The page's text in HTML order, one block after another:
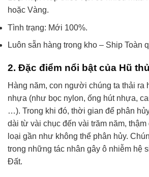
hoặc Vàng.
Tình trạng: Mới 100%.
Luôn sẵn hàng trong kho – Ship Toàn
2. Đặc điểm nổi bật của Hũ
Hàng năm, con người chúng ta thải ra
nhựa (như bọc nylon, ống hút nhựa,
…). Trong khi đó, thời gian để phân
dài từ vài chục đến vài trăm năm,
loại gần như không thể phân hủy.
trong những tác nhân gây ô nhiễm hệ
Đất.